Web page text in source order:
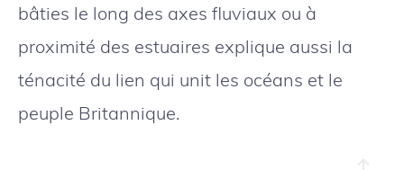
bâties le long des axes fluviaux ou à
proximité des estuaires explique aussi la
ténacité du lien qui unit les océans et le
peuple Britannique.